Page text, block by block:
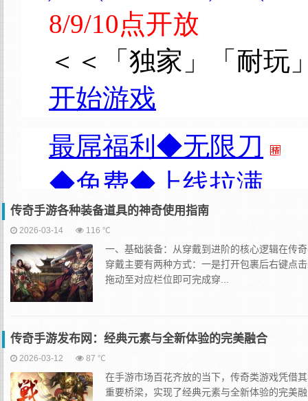
传奇手游各种装备道具的神奇使用指南
2026-03-14 116 ℃
一、基础装备：从穿戴到进阶的核心逻辑在传
穿戴主要有两种方式：一是打开包裹后右键点
拖动至对应栏位即可完成穿...
传奇手游发布网：经典元素与全新体验的完美融合
2026-03-12 87 ℃
在手游市场百花齐放的当下，传奇类游戏凭借
重要桥梁，实现了经典元素与全新体验的完美